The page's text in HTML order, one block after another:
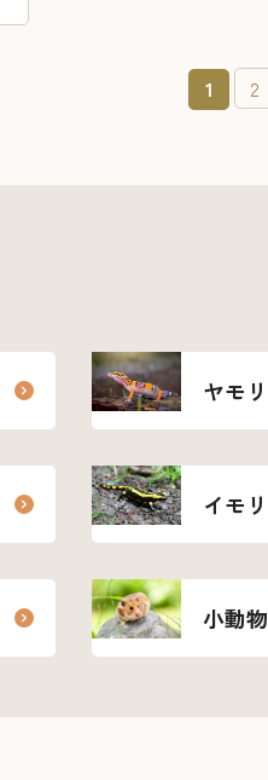
1 2
ヤモリ
イモリ
小動物